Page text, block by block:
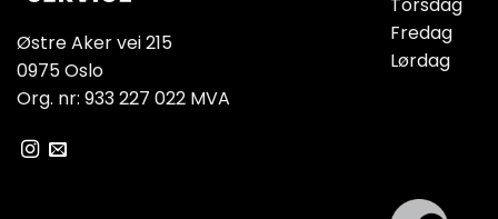
Østre Aker vei 215
0975 Oslo
Org. nr: 933 227 022 MVA
Fredag
Lørdag